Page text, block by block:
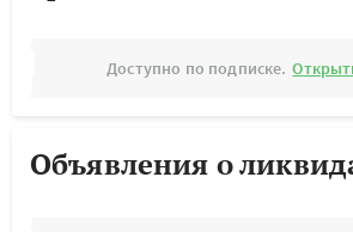
Доступно по подписке.
Объявления о